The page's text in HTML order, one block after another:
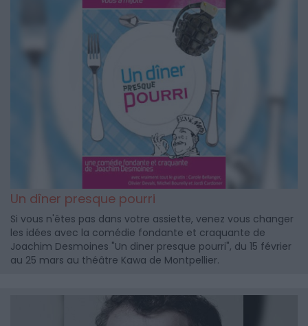
Un dîner presque pourri
Si vous n'êtes pas dans votre assiette, venez vous changer
les idées avec la comédie fondante et craquante de
Joachim Desmoines "Un diner presque pourri", du 15 février
au 25 mars au théâtre Kawa de Montpellier.